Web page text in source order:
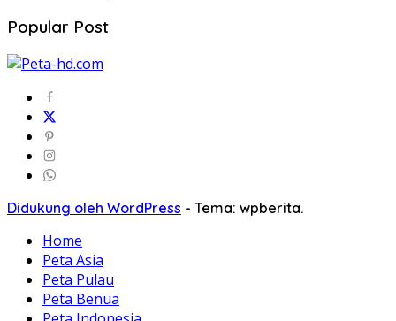
Popular Post
Didukung oleh WordPress - Tema: wpberita.
Home
Peta Asia
Peta Pulau
Peta Benua